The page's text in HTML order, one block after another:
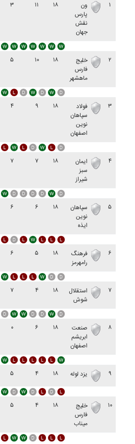
۱
ون
پارس
نقش
جهان
۱۸ ۱۱ ۳
۲
خلیج
فارس
ماهشهر
۱۸ ۱۰ ۵
۳
فولاد
سپاهان
نوين
اصفهان
۱۸ ۹ ۴
۴
ایمان
سبز
شیراز
۱۸ ۷ ۷
۵
سپاهان
نوین
ايذه
۱۸ ۶ ۶
۶
فرهنگ
رامهرمز
۱۸ ۵ ۶
۷
استقلال
شوش
۱۸ ۴ ۷
۸
صنعت
ابریشم
اصفهان
۱۸ ۶ ۰
۹ یزد لوله ۱۸ ۴ ۵
۱۰
خليج
فارس
ميناب
۱۸ ۴ ۵